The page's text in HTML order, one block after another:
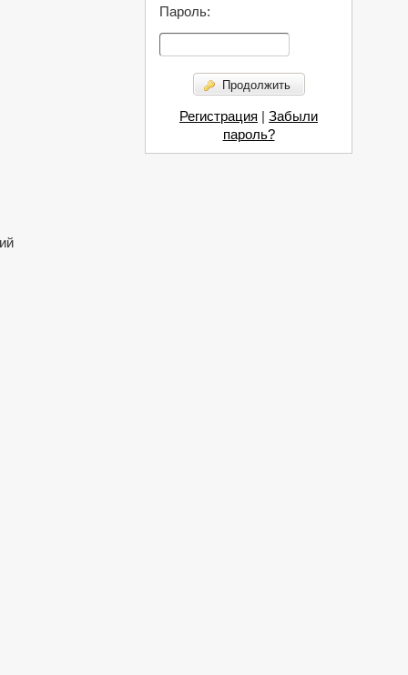
Пароль:
Продолжить
Регистрация
Забыли
пароль?